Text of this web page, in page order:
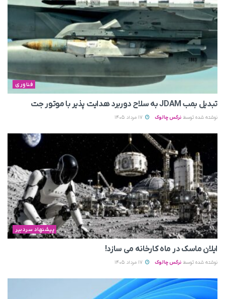
فناوری
تبدیل بمب JDAM به سلاح دوربرد هدایت پذیر با موتور جت
نوشته شده توسط نرگس چالوک
پیشنهاد سردبیر
ایلان ماسک در ماه کارخانه می سازد!
نوشته شده توسط نرگس چالوک